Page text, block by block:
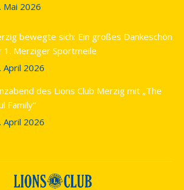
Mai 2026
bewegte sich: Ein großes Dankeschön
1. Merziger Sportmeile
April 2026
des Lions Club Merzig mit „The
Family“
April 2026